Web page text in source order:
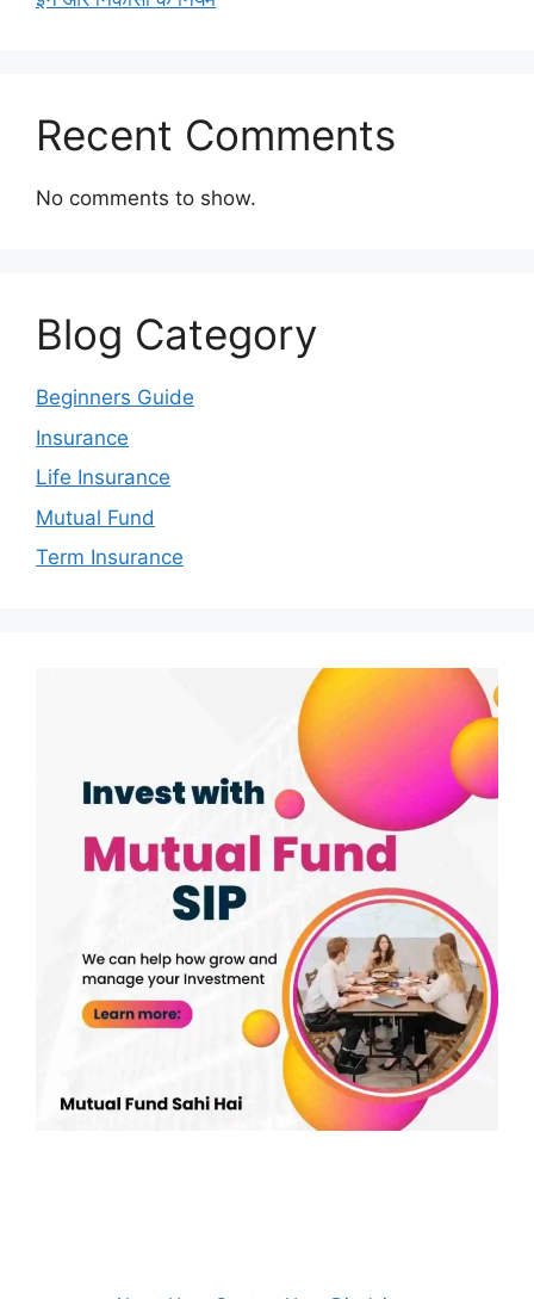
Recent Comments
No comments to show.
Blog Category
Beginners Guide
Insurance
Life Insurance
Mutual Fund
Term Insurance